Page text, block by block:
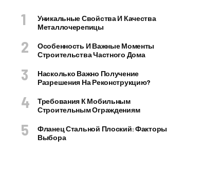
Уникальные Свойства И Качества
Металлочерепицы
Особенность И Важные Моменты
Строительства Частного Дома
Насколько Важно Получение
Разрешения На Реконструкцию?
Требования К Мобильным
Строительным Ограждениям
Фланец Стальной Плоский: Факторы
Выбора